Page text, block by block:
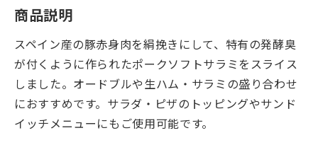
商品説明
スペイン産の豚赤身肉を絹挽きにして、特有の発酵臭
が付くように作られたポークソフトサラミをスライス
しました。オードブルや生ハム・サラミの盛り合わせ
におすすめです。サラダ・ピザのトッピングやサンド
イッチメニューにもご使用可能です。